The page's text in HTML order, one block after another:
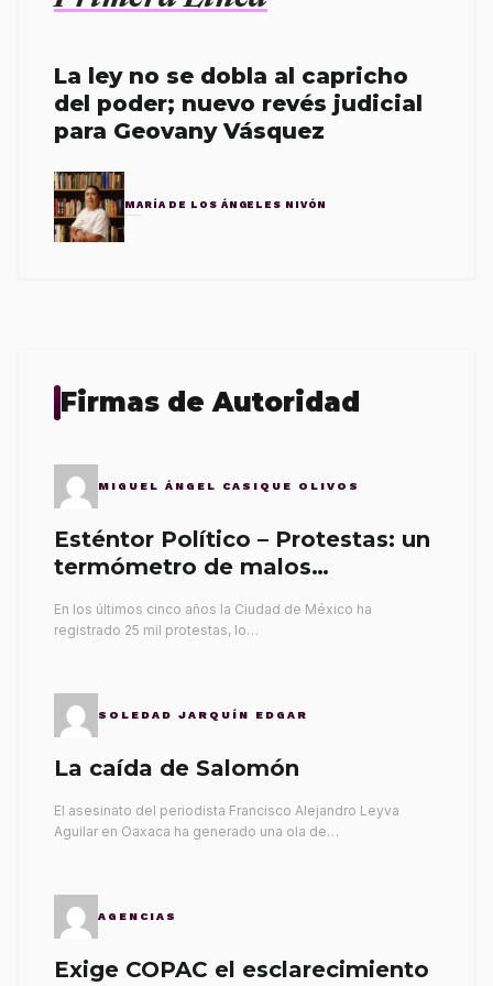
La ley no se dobla al capricho
del poder; nuevo revés judicial
para Geovany Vásquez
MARÍA DE LOS ÁNGELES NIVÓN
Firmas de Autoridad
MIGUEL ÁNGEL CASIQUE OLIVOS
Esténtor Político – Protestas: un
termómetro de malos
En los últimos cinco años la Ciudad de México ha
registrado 25 mil protestas, lo…
SOLEDAD JARQUÍN EDGAR
La caída de Salomón
El asesinato del periodista Francisco Alejandro Leyva
Aguilar en Oaxaca ha generado una ola de…
AGENCIAS
Exige COPAC el esclarecimiento